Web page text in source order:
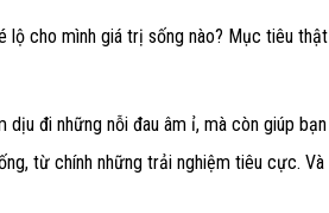
lộ cho mình giá trị sống nào? Mục tiêu thật
dịu đi những nỗi đau âm ỉ, mà còn giúp bạn
từ chính những trải nghiệm tiêu cực. Và